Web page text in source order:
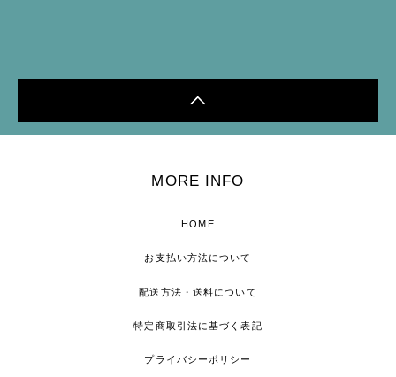
MORE INFO
HOME
お支払い方法について
配送方法・送料について
特定商取引法に基づく表記
プライバシーポリシー